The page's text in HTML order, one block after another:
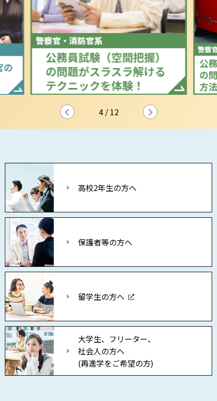
5/ 12
高校2年生の方へ
保護者等の方へ
留学生の方へ
大学生、フリーター、
社会人の方へ
(再進学をご希望の方)